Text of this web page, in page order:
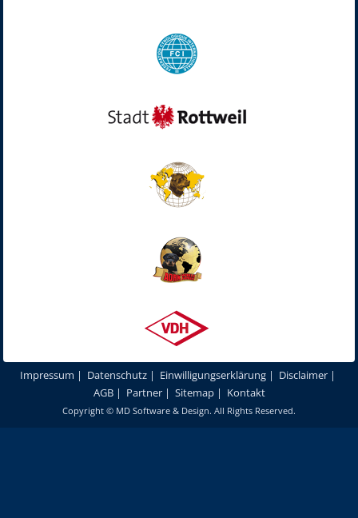
Impressum | Datenschutz | Einwilligungserklärung | Disclaimer |
AGB| Partner| Sitemap| Kontakt
Copyright © MD Software & Design. All Rights Reserved.